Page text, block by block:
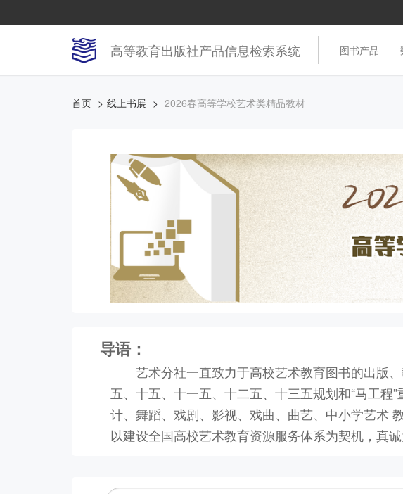
高等教育出版社产品信息检索系统 图书产品
首页 线上书展 2026春高等学校艺术类精品教材
导语：
艺术分社一直致力于高校艺术教育图书的出版
五、十五、十一五、十二五、十三五规划和“马工
计、舞蹈、戏剧、影视、戏曲、曲艺、中小学艺术
以建设全国高校艺术教育资源服务体系为契机，真